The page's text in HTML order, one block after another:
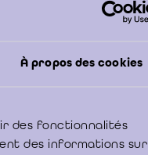
À propos des cookies
des fonctionnalités
des informations sur
des contrôles
doit spécifiquement